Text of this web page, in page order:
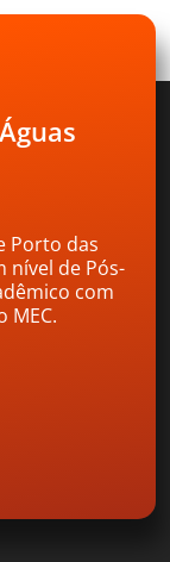
Porto das
nível de Pós-
com
MEC.